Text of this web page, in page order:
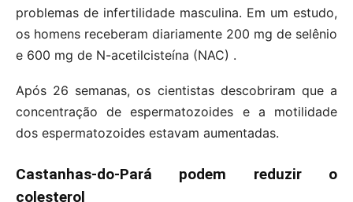
problemas de infertilidade masculina. Em um estudo,
os homens receberam diariamente 200 mg de selênio
e 600 mg de N-acetilcisteína (NAC) .
Após 26 semanas, os cientistas descobriram que a
concentração de espermatozoides e a motilidade
dos espermatozoides estavam aumentadas.
Castanhas-do-Pará podem reduzir o
colesterol